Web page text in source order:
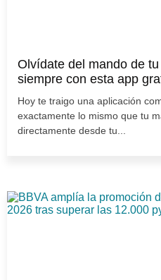
Olvídate del mando de
siempre con esta app
Hoy te traigo una aplicación
exactamente lo mismo que tu
directamente desde tu...